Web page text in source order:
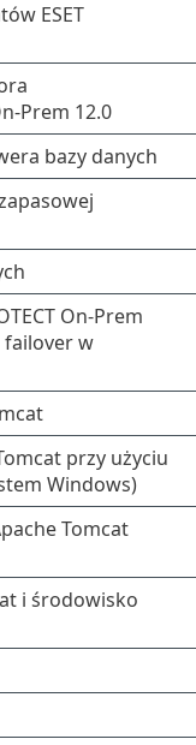
ESET
Prem 12.0
bazy danych
On-Prem
w
przy użyciu
Windows)
Tomcat
i środowisko